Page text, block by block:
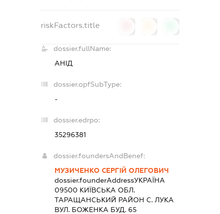
riskFactors.title
dossier.fullName:
АНІД
dossier.opfSubType:
-
dossier.edrpo:
35296381
dossier.foundersAndBenef:
МУЗИЧЕНКО СЕРГІЙ ОЛЕГОВИЧ
dossier.founderAddressУКРАЇНА
09500 КИЇВСЬКА ОБЛ.
ТАРАЩАНСЬКИЙ РАЙОН С. ЛУКА
ВУЛ. БОЖЕНКА БУД. 65